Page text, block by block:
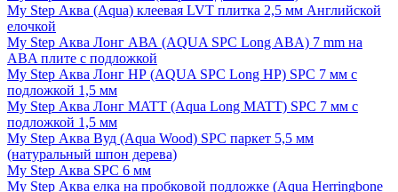
My Step Аква (Aqua) клеевая LVT плитка 2,5 мм Английской
елочкой
My Step Аква Лонг АВА (AQUA SPC Long ABA) 7 mm на
ABA плите с подложкой
My Step Аква Лонг НР (AQUA SPC Long HP) SPC 7 мм с
подложкой 1,5 мм
My Step Аква Лонг MATT (Aqua Long MATT) SPC 7 мм с
подложкой 1,5 мм
My Step Аква Вуд (Aqua Wood) SPC паркет 5,5 мм
(натуральный шпон дерева)
My Step Аква SPC 6 мм
My Step Аква елка на пробковой подложке (Aqua Herringbone